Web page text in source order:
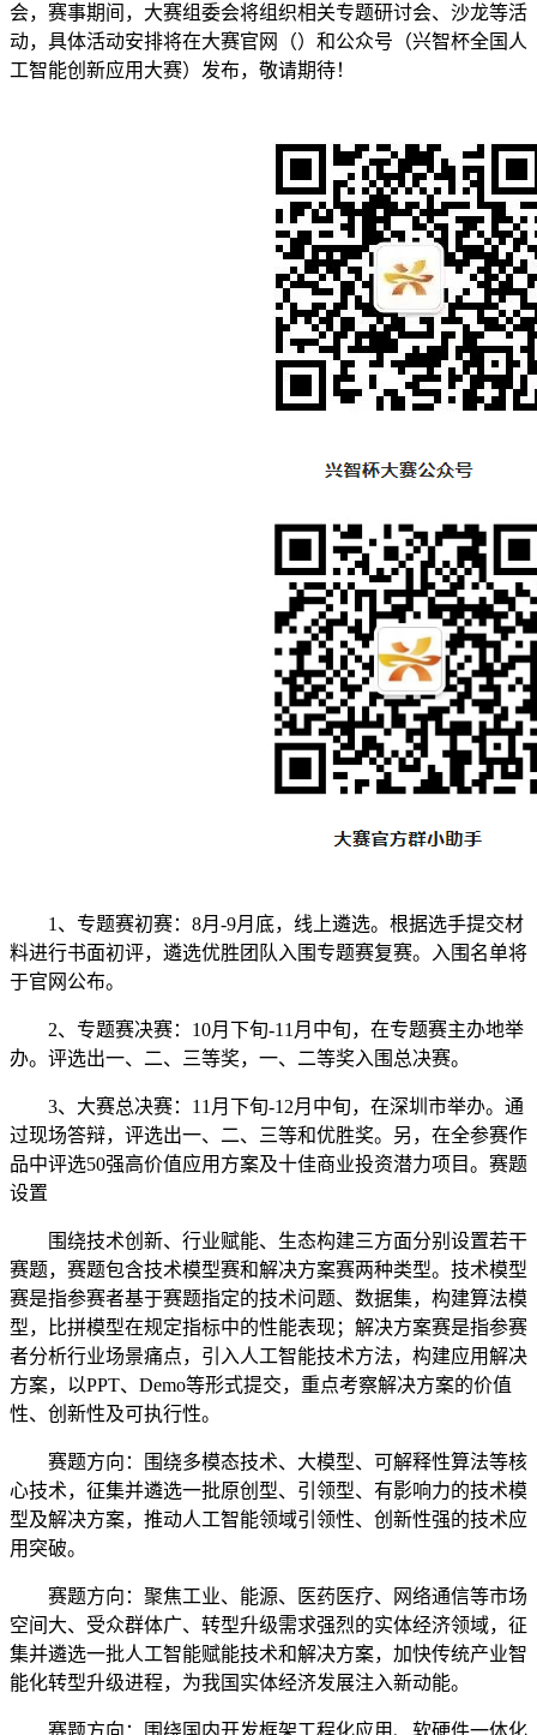
会，赛事期间，大赛组委会将组织相关专题研讨会、沙龙等活
动，具体活动安排将在大赛官网（）和公众号（兴智杯全国人
工智能创新应用大赛）发布，敬请期待！
1、专题赛初赛：8月-9月底，线上遴选。根据选手提交材
料进行书面初评，遴选优胜团队入围专题赛复赛。入围名单将
于官网公布。
2、专题赛决赛：10月下旬-11月中旬，在专题赛主办地举
办。评选出一、二、三等奖，一、二等奖入围总决赛。
3、大赛总决赛：11月下旬-12月中旬，在深圳市举办。通
过现场答辩，评选出一、二、三等和优胜奖。另，在全参赛作
品中评选50强高价值应用方案及十佳商业投资潜力项目。赛题
设置
围绕技术创新、行业赋能、生态构建三方面分别设置若干
赛题，赛题包含技术模型赛和解决方案赛两种类型。技术模型
赛是指参赛者基于赛题指定的技术问题、数据集，构建算法模
型，比拼模型在规定指标中的性能表现；解决方案赛是指参赛
者分析行业场景痛点，引入人工智能技术方法，构建应用解决
方案，以PPT、Demo等形式提交，重点考察解决方案的价值
性、创新性及可执行性。
赛题方向：围绕多模态技术、大模型、可解释性算法等核
心技术，征集并遴选一批原创型、引领型、有影响力的技术模
型及解决方案，推动人工智能领域引领性、创新性强的技术应
用突破。
赛题方向：聚焦工业、能源、医药医疗、网络通信等市场
空间大、受众群体广、转型升级需求强烈的实体经济领域，征
集并遴选一批人工智能赋能技术和解决方案，加快传统产业智
能化转型升级进程，为我国实体经济发展注入新动能。
赛题方向：围绕国内开发框架工程化应用、软硬件一体化